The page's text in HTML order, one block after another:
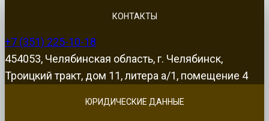
КОНТАКТЫ
+7 (351) 225-10-18
454053, Челябинская область, г. Челябинск,
Троицкий тракт, дом 11, литера а/1, помещение 4
ЮРИДИЧЕСКИЕ ДАННЫЕ